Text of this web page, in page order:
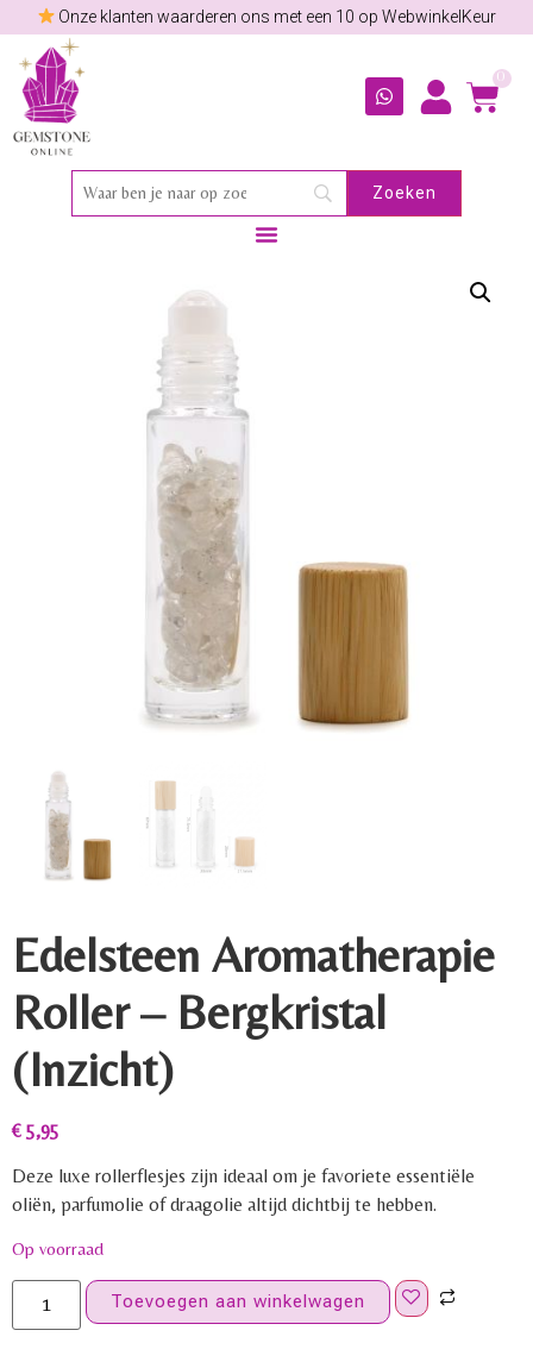
Onze klanten waarderen ons met een 10 op WebwinkelKeur
0
Edelsteen Aromatherapie
Roller – Bergkristal
(Inzicht)
€ 5,95
Deze luxe rollerflesjes zijn ideaal om je favoriete essentiële
oliën, parfumolie of draagolie altijd dichtbij te hebben.
Op voorraad
Toevoegen aan winkelwagen